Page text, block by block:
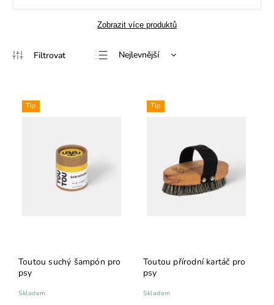
Zobrazit více produktů
Nejlevnější
Abecedně
Tip
Toutou suchý šampón pro
psy
Skladem
Tip
Toutou přírodní kartáč pro
psy
Skladem